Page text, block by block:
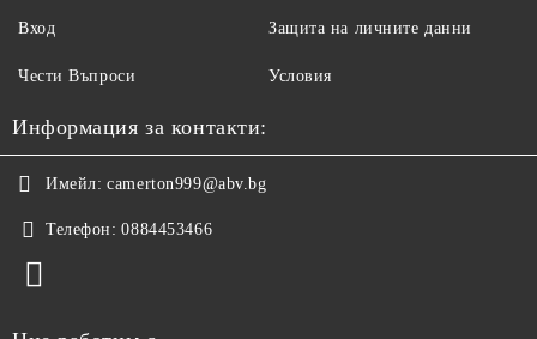
Вход
Чести Въпроси
Защита на личните данни
Условия
Информация за контакти:
Имейл: camerton999@abv.bg
Телефон: 0884453466